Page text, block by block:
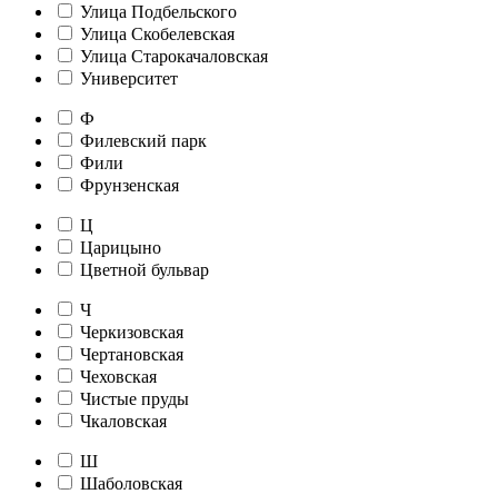
Улица Подбельского
Улица Скобелевская
Улица Старокачаловская
Университет
Ф
Филевский парк
Фили
Фрунзенская
Ц
Царицыно
Цветной бульвар
Ч
Черкизовская
Чертановская
Чеховская
Чистые пруды
Чкаловская
Ш
Шаболовская